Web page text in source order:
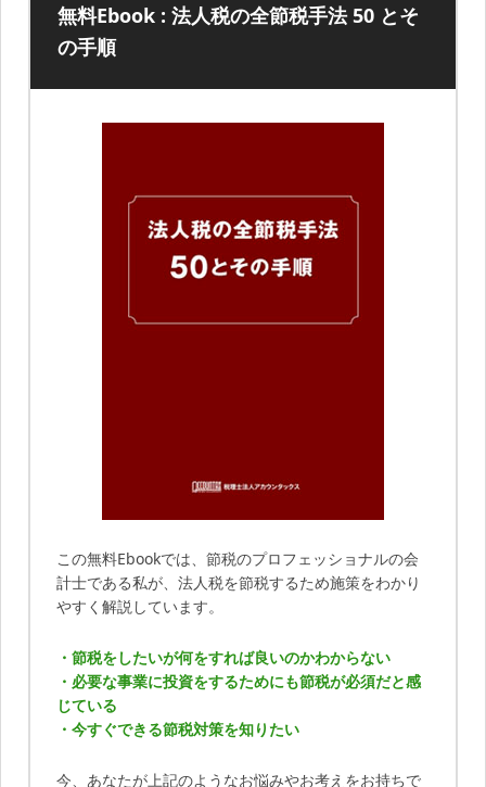
無料Ebook : 法人税の全節税手法 50 とそ
の手順
この無料Ebookでは、節税のプロフェッショナルの会
計士である私が、法人税を節税するため施策をわかり
やすく解説しています。
・節税をしたいが何をすれば良いのかわからない
・必要な事業に投資をするためにも節税が必須だと感
じている
・今すぐできる節税対策を知りたい
今、あなたが上記のようなお悩みやお考えをお持ちで